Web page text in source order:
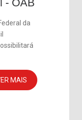
- OAB
da
MAIS